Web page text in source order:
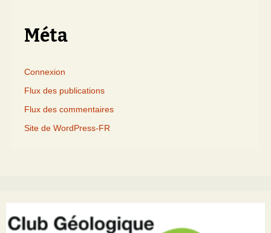
Méta
Connexion
Flux des publications
Flux des commentaires
Site de WordPress-FR